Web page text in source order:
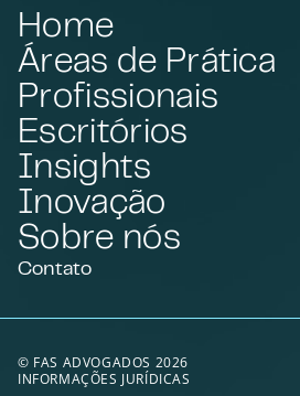
Home
Áreas de Prática
Profissionais
Escritórios
Insights
Inovação
Sobre nós
Contato
© FAS ADVOGADOS 2026
INFORMAÇÕES JURÍDICAS